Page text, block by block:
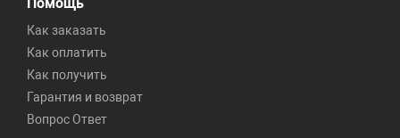
Как заказать
Как оплатить
Как получить
Гарантия и возврат
Вопрос Ответ